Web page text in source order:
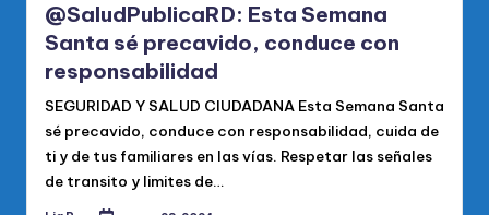
@SaludPublicaRD: Esta Semana
Santa sé precavido, conduce con
responsabilidad
SEGURIDAD Y SALUD CIUDADANA Esta Semana Santa
sé precavido, conduce con responsabilidad, cuida de
ti y de tus familiares en las vías. Respetar las señales
de transito y limites de…